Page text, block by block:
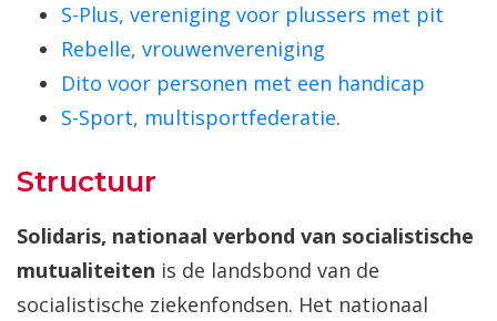
S-Plus, vereniging voor plussers met pit
Rebelle, vrouwenvereniging
Dito voor personen met een handicap
S-Sport, multisportfederatie.
Structuur
Solidaris, nationaal verbond van socialistische
mutualiteiten is de landsbond van de
socialistische ziekenfondsen. Het nationaal